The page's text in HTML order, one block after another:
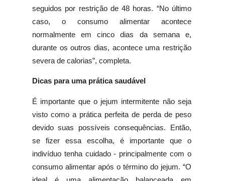
seguidos por restrição de 48 horas. “No último
caso, o consumo alimentar acontece
normalmente em cinco dias da semana e,
durante os outros dias, acontece uma restrição
severa de calorias”, completa.
Dicas para uma prática saudável
É importante que o jejum intermitente não seja
visto como a prática perfeita de perda de peso
devido suas possíveis consequências. Então,
se fizer essa escolha, é importante que o
indivíduo tenha cuidado - principalmente com o
consumo alimentar após o término do jejum. “O